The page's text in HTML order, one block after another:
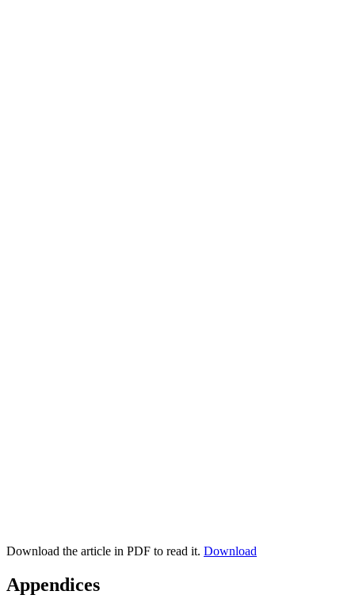
Download the article in PDF to read it. Download
Appendices